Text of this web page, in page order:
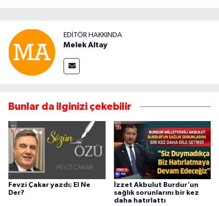
EDITÖR HAKKINDA
Melek Altay
Bunlar da ilginizi çekebilir
Fevzi Çakar yazdı; El Ne
Der?
İzzet Akbulut Burdur'un
sağlık sorunlarını bir kez
daha hatırlattı